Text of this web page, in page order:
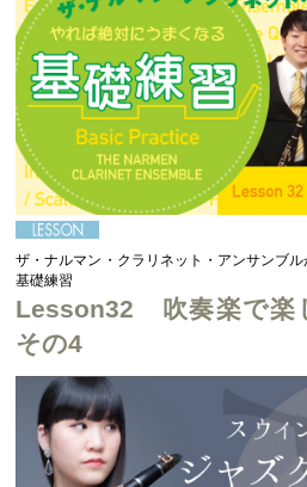
ザ・ナルマン・クラリネット・アンサンブ
基礎練習
Lesson32 吹奏楽で楽
その4